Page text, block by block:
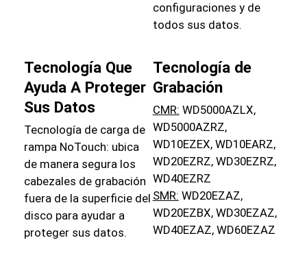
configuraciones y de
todos sus datos.
Tecnología Que
Ayuda A Proteger
Sus Datos
Tecnología de carga de
rampa NoTouch: ubica
de manera segura los
cabezales de grabación
fuera de la superficie del
disco para ayudar a
proteger sus datos.
Tecnología de
Grabación
CMR: WD5000AZLX,
WD5000AZRZ,
WD10EZEX, WD10EARZ,
WD20EZRZ, WD30EZRZ,
WD40EZRZ
SMR: WD20EZAZ,
WD20EZBX, WD30EZAZ,
WD40EZAZ, WD60EZAZ